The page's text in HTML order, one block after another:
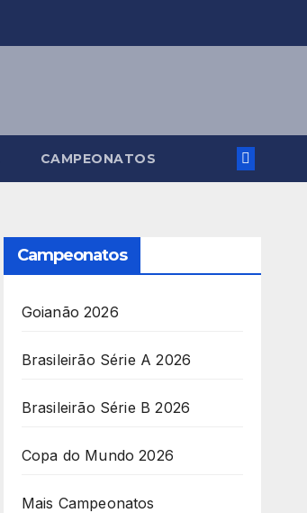
CAMPEONATOS
Campeonatos
Goianão 2026
Brasileirão Série A 2026
Brasileirão Série B 2026
Copa do Mundo 2026
Mais Campeonatos